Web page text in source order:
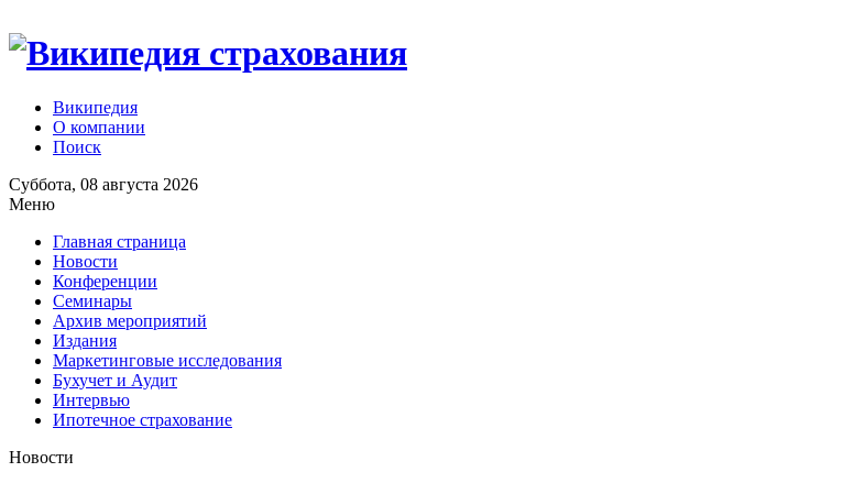
Википедия
О компании
Поиск
Суббота, 08 августа 2026
Меню
Главная страница
Новости
Конференции
Семинары
Архив мероприятий
Издания
Маркетинговые исследования
Бухучет и Аудит
Интервью
Ипотечное страхование
Новости